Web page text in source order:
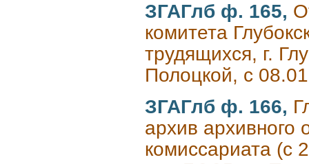
ЗГАГлб ф. 165,
комитета
трудящихся, г.
Полоцкой, с
ЗГАГлб ф. 166,
архив архивного
комиссариата (с